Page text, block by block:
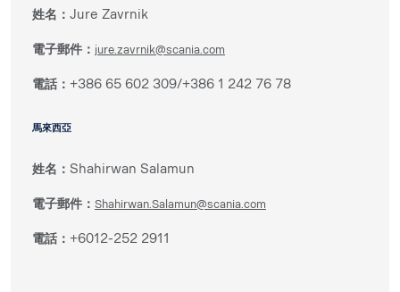
姓名： Jure Zavrnik
電子郵件： jure.zavrnik@scania.com
電話： +386 65 602 309/+386 1 242 76 78
馬來西亞
姓名： Shahirwan Salamun
電子郵件： Shahirwan.Salamun@scania.com
電話： +6012-252 2911